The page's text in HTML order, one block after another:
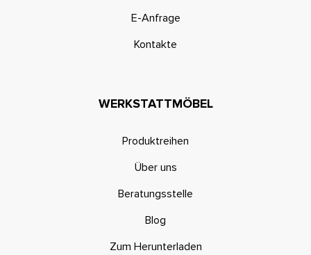
E-Anfrage
Kontakte
WERKSTATTMÖBEL
Produktreihen
Über uns
Beratungsstelle
Blog
Zum Herunterladen